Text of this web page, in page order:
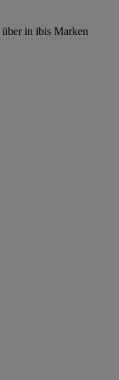
über in ibis Marken